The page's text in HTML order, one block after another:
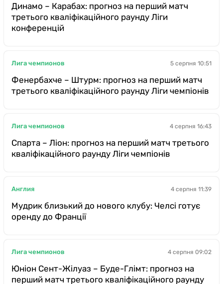
Динамо – Карабах: прогноз на перший матч
третього кваліфікаційного раунду Ліги
конференцій
Лига чемпионов 5 серпня 10:51
Фенербахче – Штурм: прогноз на перший матч
третього кваліфікаційного раунду Ліги чемпіонів
Лига чемпионов 4 серпня 16:43
Спарта – Ліон: прогноз на перший матч третього
кваліфікаційного раунду Ліги чемпіонів
Англия 4 серпня 11:39
Мудрик близький до нового клубу: Челсі готує
оренду до Франції
Лига чемпионов 4 серпня 09:02
Юніон Сент-Жілуаз – Буде-Глімт: прогноз на
перший матч третього кваліфікаційного раунду